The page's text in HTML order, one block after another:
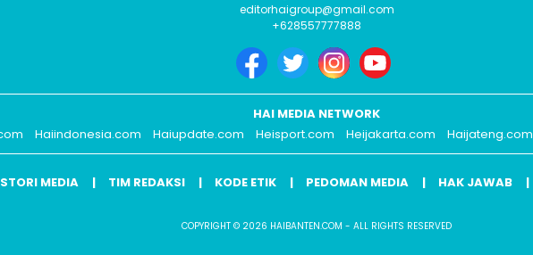
editorhaigroup@gmail.com
+628557777888
HAI MEDIA NETWORK
Haiindonesia.com Haiupdate.com Heisport.com Heijakarta.com Haijateng.com
MEDIA TIM REDAKSI KODE ETIK PEDOMAN MEDIA HAK JAWAB
COPYRIGHT © 2026 HAIBANTEN.COM - ALL RIGHTS RESERVED